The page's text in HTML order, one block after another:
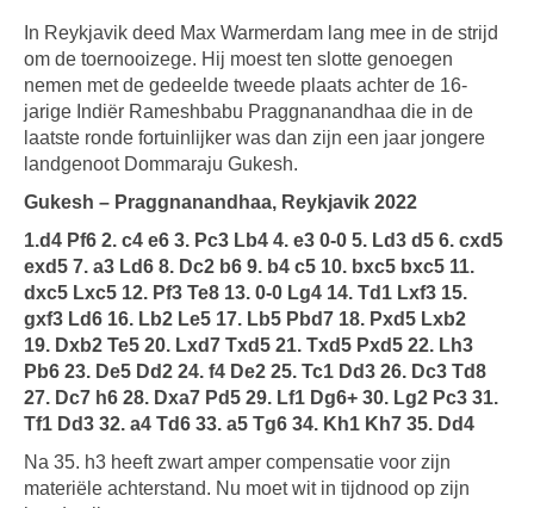
In Reykjavik deed Max Warmerdam lang mee in de strijd
om de toernooizege. Hij moest ten slotte genoegen
nemen met de gedeelde tweede plaats achter de 16-
jarige Indiër Rameshbabu Praggnanandhaa die in de
laatste ronde fortuinlijker was dan zijn een jaar jongere
landgenoot Dommaraju Gukesh.
Gukesh – Praggnanandhaa, Reykjavik 2022
1.d4 Pf6 2. c4 e6 3. Pc3 Lb4 4. e3 0-0 5. Ld3 d5 6. cxd5
exd5 7. a3 Ld6 8. Dc2 b6 9. b4 c5 10. bxc5 bxc5 11.
dxc5 Lxc5 12. Pf3 Te8 13. 0-0 Lg4 14. Td1 Lxf3 15.
gxf3 Ld6 16. Lb2 Le5 17. Lb5 Pbd7 18. Pxd5 Lxb2
19. Dxb2 Te5 20. Lxd7 Txd5 21. Txd5 Pxd5 22. Lh3
Pb6 23. De5 Dd2 24. f4 De2 25. Tc1 Dd3 26. Dc3 Td8
27. Dc7 h6 28. Dxa7 Pd5 29. Lf1 Dg6+ 30. Lg2 Pc3 31.
Tf1 Dd3 32. a4 Td6 33. a5 Tg6 34. Kh1 Kh7 35. Dd4
Na 35. h3 heeft zwart amper compensatie voor zijn
materiële achterstand. Nu moet wit in tijdnood op zijn